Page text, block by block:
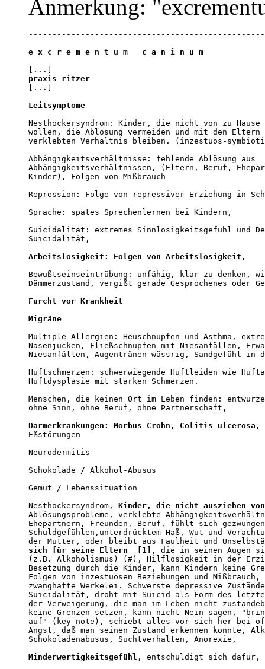
Anmerkung:
e x c r e m e n t u m   c a n i n u m
praxis ritzer
[...]
Leitsymptome
Nesthockersyndrom: Kinder, die nicht von zu Hause
wollen, die Ablösung vermeiden und mit den Eltern
verklebten Verhältnis bleiben. (inzestuös-
Abhängigkeitsverhältnisse: fehlende Ablösung aus
Abhängigkeitsverhältnissen, (Eltern, Beruf,
Kinder), Folgen von Mißbrauch
Repression: Folge von repressiver Erziehung in
Sprache: spätes Sprechenlernen bei Kindern,
Suicidalität: extremes Sinnlosigkeitsgefühl und
Suicidalität,
Arbeitslosigkeit: Folgen von Arbeitslosigkeit,
Bewußtseinseintrübung: unfähig, klar zu denken,
Dämmerzustand, vergißt gerade Gesprochenes oder
Furcht vor Krankheit
Migräne
Multiple Allergien: Heuschnupfen und Asthma,
Nasenjucken, Fließschnupfen mit Niesanfällen,
Niesanfällen, Augentränen wässrig, Sandgefühl in
Hüftschmerzen: schwerwiegende Hüftleiden wie
Hüftdysplasie mit starken Schmerzen.
Menschen, die keinen Ort im Leben finden:
ohne Sinn, ohne Beruf, ohne Partnerschaft,
Darmerkrankungen: Morbus Crohn, Colitis ulcerosa,
Eßstörungen
Neurodermitis
Schokolade / Alkohol-Abusus
Gemüt / Lebenssituation
Nesthockersyndrom, Kinder, die nicht ausziehen
Ablösungsprobleme, verklebte
Ehepartnern, Freunden, Beruf, fühlt sich
Schuldgefühlen,unterdrücktem Haß, Wut und
der Mutter, oder bleibt aus Faulheit und
sich für seine Eltern  [1]
, die in seinen Augen
(z.B. Alkoholismus) (#), Hilflosigkeit in der
Besetzung durch die Kinder, kann Kindern keine
Folgen von inzestuösen Beziehungen und Mißbrauch,
zwanghafte Werkelei. Schwerste depressive
Suicidalität, droht mit Suicid als Form des
der Verweigerung, die man im Leben nicht
keine Grenzen setzen, kann nicht Nein sagen,
auf" (key note), schiebt alles vor sich her bei
Angst, daß man seinen Zustand erkennen könnte,
Schokoladenabusus, Suchtverhalten, Anorexie,
Minderwertigkeitsgefühl , entschuldigt sich